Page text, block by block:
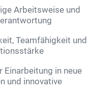
Arbeitsweise und
Teamfähigkeit und
Einarbeitung in neue
und innovative